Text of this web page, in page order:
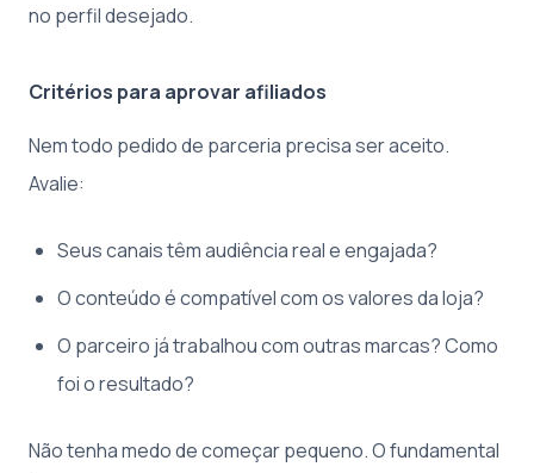
no perfil desejado.
Critérios para aprovar afiliados
Nem todo pedido de parceria precisa ser aceito.
Avalie:
Seus canais têm audiência real e engajada?
O conteúdo é compatível com os valores da loja?
O parceiro já trabalhou com outras marcas? Como
foi o resultado?
Não tenha medo de começar pequeno. O fundamental